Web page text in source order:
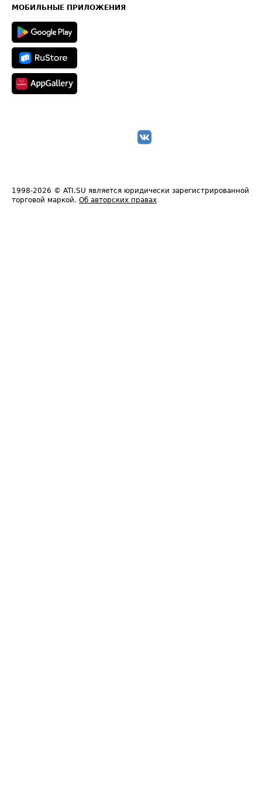
Техническая информация
МОБИЛЬНЫЕ ПРИЛОЖЕНИЯ
1998-2026 © ATI.SU является юридически зарегистрированной
торговой маркой. Об авторских правах